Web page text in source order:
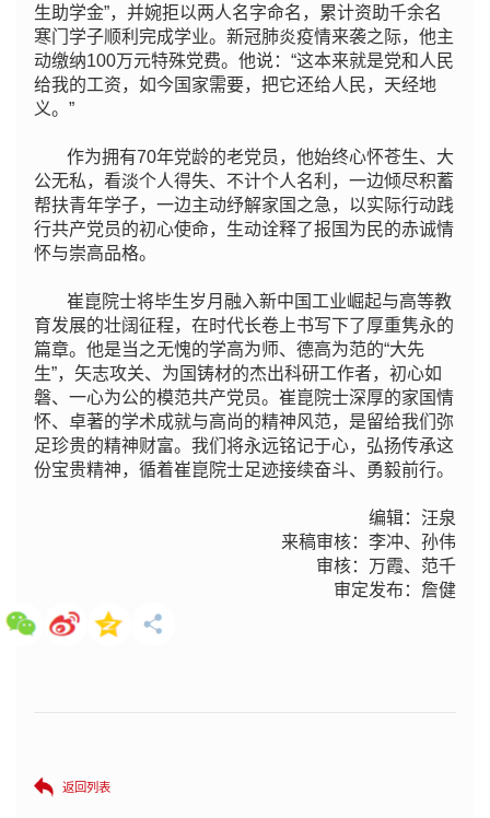
生助学金”，并婉拒以两人名字命名，累计资助千余名
寒门学子顺利完成学业。新冠肺炎疫情来袭之际，他主
动缴纳100万元特殊党费。他说：“这本来就是党和人民
给我的工资，如今国家需要，把它还给人民，天经地
义。”
作为拥有70年党龄的老党员，他始终心怀苍生、大
公无私，看淡个人得失、不计个人名利，一边倾尽积蓄
帮扶青年学子，一边主动纾解家国之急，以实际行动践
行共产党员的初心使命，生动诠释了报国为民的赤诚情
怀与崇高品格。
崔崑院士将毕生岁月融入新中国工业崛起与高等教
育发展的壮阔征程，在时代长卷上书写下了厚重隽永的
篇章。他是当之无愧的学高为师、德高为范的“大先
生”，矢志攻关、为国铸材的杰出科研工作者，初心如
磐、一心为公的模范共产党员。崔崑院士深厚的家国情
怀、卓著的学术成就与高尚的精神风范，是留给我们弥
足珍贵的精神财富。我们将永远铭记于心，弘扬传承这
份宝贵精神，循着崔崑院士足迹接续奋斗、勇毅前行。
编辑：汪泉
来稿审核：李冲、孙伟
审核：万霞、范千
审定发布：詹健
返回列表